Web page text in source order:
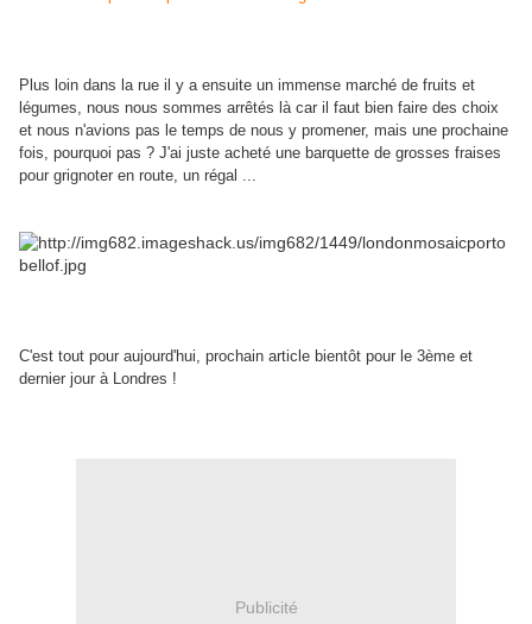
Plus loin dans la rue il y a ensuite un immense marché de fruits et
légumes, nous nous sommes arrêtés là car il faut bien faire des choix
et nous n'avions pas le temps de nous y promener, mais une prochaine
fois, pourquoi pas ? J'ai juste acheté une barquette de grosses fraises
pour grignoter en route, un régal ...
C'est tout pour aujourd'hui, prochain article bientôt pour le 3ème et
dernier jour à Londres !
Publicité